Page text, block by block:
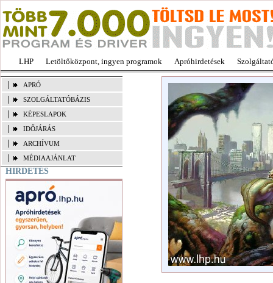
LHP Letöltőközpont, ingyen programok Apróhirdetések
APRÓ
SZOLGÁLTATÓBÁZIS
KÉPESLAPOK
IDŐJÁRÁS
ARCHÍVUM
MÉDIAAJÁNLAT
HIRDETÉS